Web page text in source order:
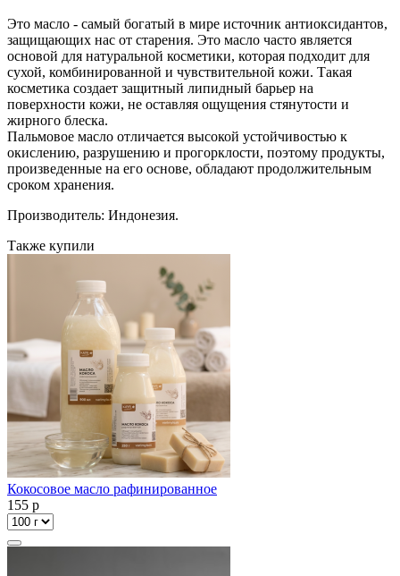
Это масло - самый богатый в мире источник антиоксидантов,
защищающих нас от старения. Это масло часто является
основой для натуральной косметики, которая подходит для
сухой, комбинированной и чувствительной кожи. Такая
косметика создает защитный липидный барьер на
поверхности кожи, не оставляя ощущения стянутости и
жирного блеска.
Пальмовое масло отличается высокой устойчивостью к
окислению, разрушению и прогорклости, поэтому продукты,
произведенные на его основе, обладают продолжительным
сроком хранения.
Производитель: Индонезия.
Также купили
Кокосовое масло рафинированное
155 p